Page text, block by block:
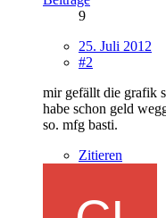
9
25. Juli 2012
#2
mir gefällt die grafik
habe schon geld
so. mfg basti.
Zitieren